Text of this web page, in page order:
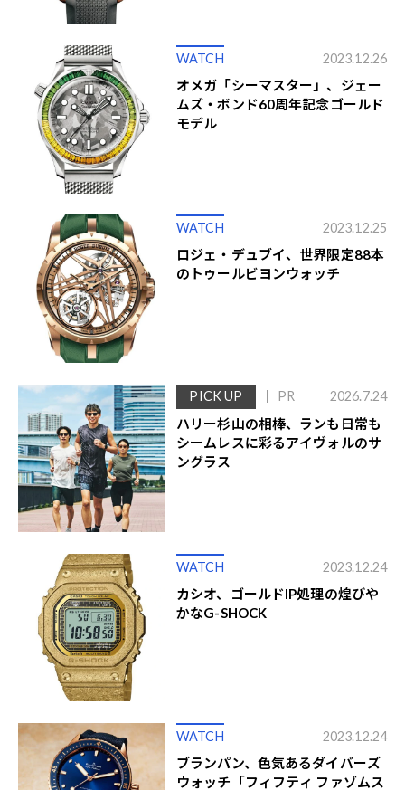
WATCH 2023.12.26
オメガ「シーマスター」、ジェー
ムズ・ボンド60周年記念ゴールド
モデル
WATCH 2023.12.25
ロジェ・デュブイ、世界限定88本
のトゥールビヨンウォッチ
PICK UP PR 2026.7.24
ハリー杉山の相棒、ランも日常も
シームレスに彩るアイヴォルのサ
ングラス
WATCH 2023.12.24
カシオ、ゴールドIP処理の煌びや
かなG-SHOCK
WATCH 2023.12.24
ブランパン、色気あるダイバーズ
ウォッチ「フィフティ ファゾムス